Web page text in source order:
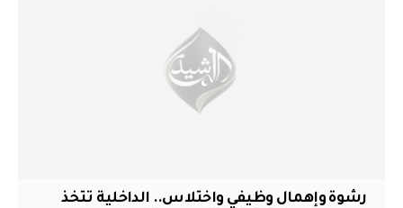
رشوة وإهمال وظيفي واختلاس.. الداخلية تتخذ